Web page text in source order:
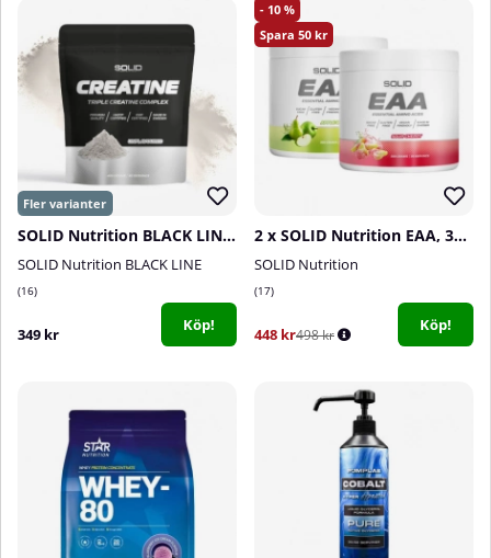
SOLID Nutrition BLACK LINE Creatine, 400 g
SOLID Nutrition BLACK LINE
16
349 kr Köp!
10
50
2 x SOLID Nutrition EAA, 300 g
SOLID Nutrition
17
448 kr498 kr
Köp!